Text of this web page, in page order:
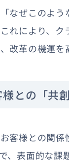
なぜこのよ
れにより、
改革の機運を
との「共
客様との関
、表面的な課